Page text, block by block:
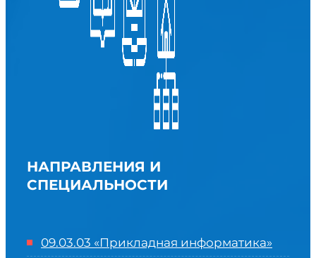
НАПРАВЛЕНИЯ И
СПЕЦИАЛЬНОСТИ
09.03.03 «Прикладная информатика»